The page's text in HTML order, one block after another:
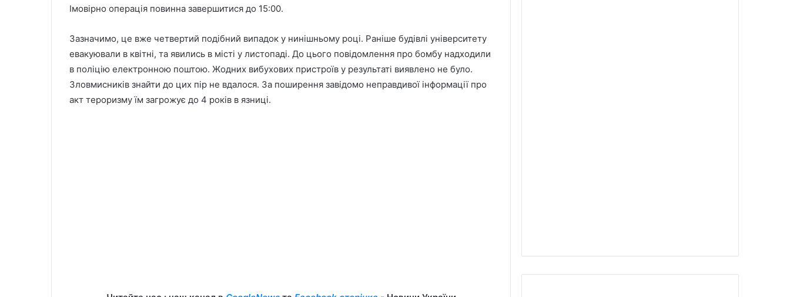
Імовірно операція повинна завершитися до 15:00.
Зазначимо, це вже четвертий подібний випадок у нинішньому році. Раніше будівлі університету
евакуювали в квітні, та явились в місті у листопаді. До цього повідомлення про бомбу надходили
в поліцію електронною поштою. Жодних вибухових пристроїв у результаті виявлено не було.
Зловмисників знайти до цих пір не вдалося. За поширення завідомо неправдивої інформації про
акт тероризму їм загрожує до 4 років в язниці.